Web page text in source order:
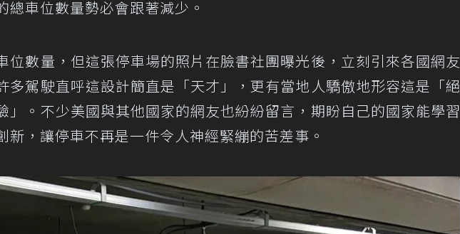
總車位數量勢必會跟著減少。
位數量，但這張停車場的照片在臉書社團曝光後，立刻引來各國網友
多駕駛直呼這設計簡直是「天才」，更有當地人驕傲地形容這是「絕
」。不少美國與其他國家的網友也紛紛留言，期盼自己的國家能學習
新，讓停車不再是一件令人神經緊繃的苦差事。